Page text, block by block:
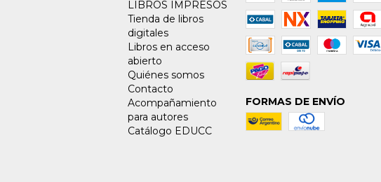
LIBROS IMPRESOS
Tienda de libros
digitales
Libros en acceso
abierto
Quiénes somos
Contacto
Acompañamiento
para autores
Catálogo EDUCC
FORMAS DE ENVÍO